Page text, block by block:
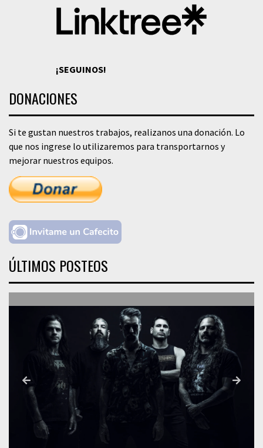
¡SEGUINOS!
DONACIONES
Si te gustan nuestros trabajos, realizanos una donación. Lo
que nos ingrese lo utilizaremos para transportarnos y
mejorar nuestros equipos.
ÚLTIMOS POSTEOS